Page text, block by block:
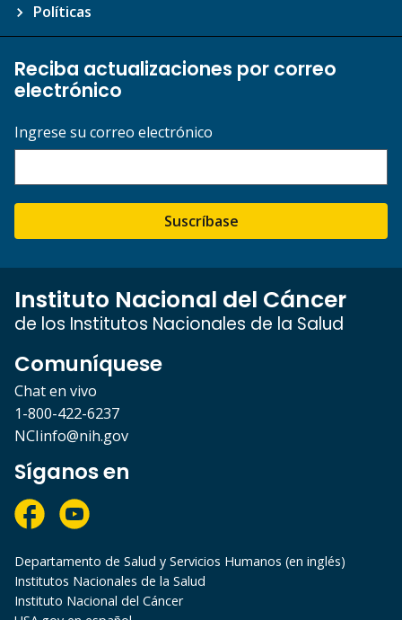
Políticas
Reciba actualizaciones por correo
electrónico
Ingrese su correo electrónico
Suscríbase
Instituto Nacional del Cáncer
de los Institutos Nacionales de la Salud
Comuníquese
Chat en vivo
1-800-422-6237
NCIinfo@nih.gov
Síganos en
Departamento de Salud y Servicios Humanos (en inglés)
Institutos Nacionales de la Salud
Instituto Nacional del Cáncer